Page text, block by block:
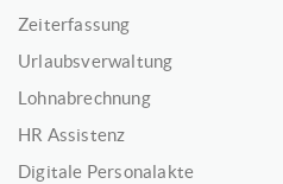
Zeiterfassung
Urlaubsverwaltung
Lohnabrechnung
HR Assistenz
Digitale Personalakte